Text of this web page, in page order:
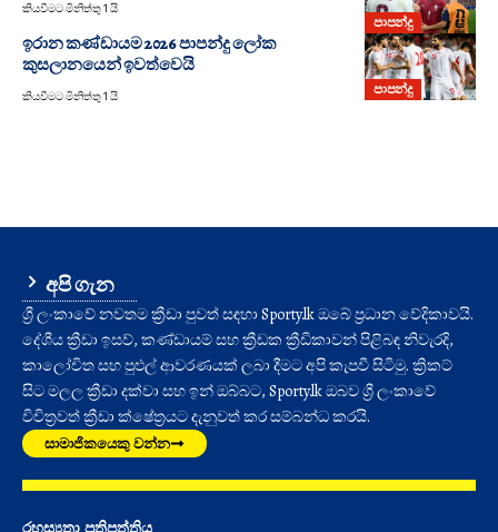
පාපන්දු
කියවීමට මිනිත්තු 1 යි
පාපන්දු
ඉරාන කණ්ඩායම 2026 පාපන්දු ලෝක
කුසලානයෙන් ඉවත්වෙයි
කියවීමට මිනිත්තු 1 යි
අපි ගැන
ශ්‍රී ලංකාවේ නවතම ක්‍රීඩා පුවත් සඳහා Sporty.lk ඔබේ ප්‍රධාන වේදිකාවයි.
දේශීය ක්‍රීඩා ඉසව්, කණ්ඩායම් සහ ක්‍රීඩක ක්‍රීඩිකාවන් පිළිබඳ නිවැරදි,
කාලෝචිත සහ පුළුල් ආවරණයක් ලබා දීමට අපි කැපවී සිටිමු. ක්‍රිකට්
සිට මලල ක්‍රීඩා දක්වා සහ ඉන් ඔබ්බට, Sporty.lk ඔබව ශ්‍රී ලංකාවේ
විචිත්‍රවත් ක්‍රීඩා ක්ෂේත්‍රයට දැනුවත් කර සම්බන්ධ කරයි.
සාමාජිකයෙකු වන්න
රහස්‍යතා ප්‍රතිපත්තිය